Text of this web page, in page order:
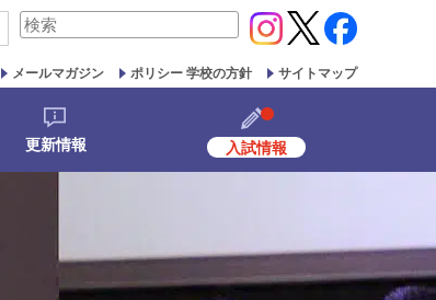
検
対
象:
メールマガジン ポリシー 学校の方針 サイトマップ
更新情報 入試情報